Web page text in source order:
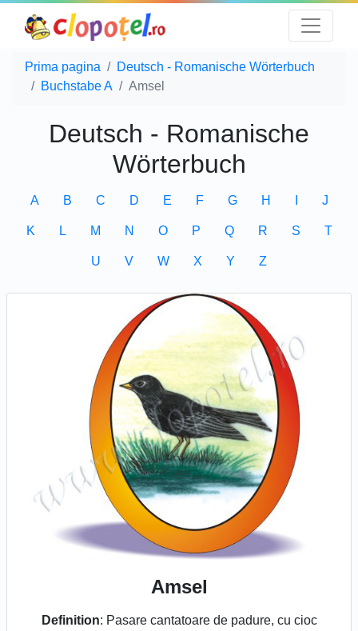
Prima pagina
Deutsch - Romanische Wörterbuch
Buchstabe A
Amsel
Deutsch - Romanische
Wörterbuch
A B C D E F G H J
K L M N O P Q R S T
U V W X Y Z
Amsel
Definition: Pasare cantatoare de padure, cu cioc